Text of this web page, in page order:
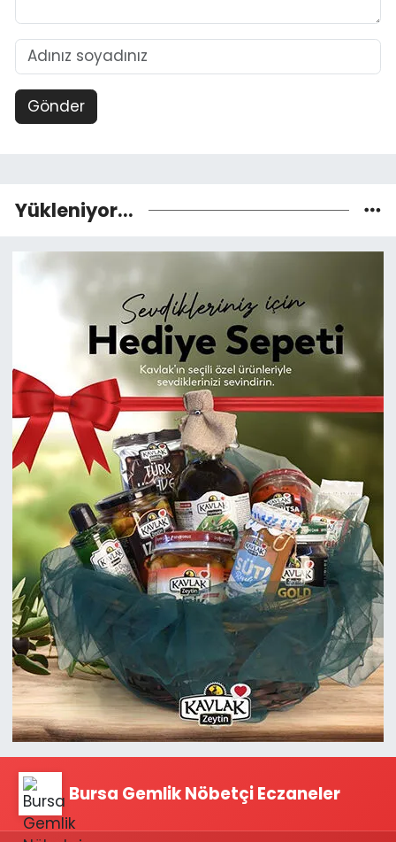
Gönder
Yükleniyor...
Bursa Gemlik Nöbetçi Eczaneler